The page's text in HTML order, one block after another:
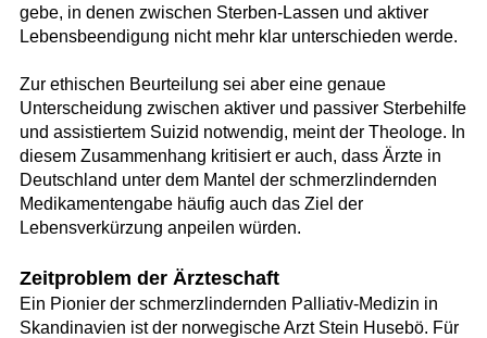
gebe, in denen zwischen Sterben-Lassen und aktiver
Lebensbeendigung nicht mehr klar unterschieden werde.
Zur ethischen Beurteilung sei aber eine genaue
Unterscheidung zwischen aktiver und passiver Sterbehilfe
und assistiertem Suizid notwendig, meint der Theologe. In
diesem Zusammenhang kritisiert er auch, dass Ärzte in
Deutschland unter dem Mantel der schmerzlindernden
Medikamentengabe häufig auch das Ziel der
Lebensverkürzung anpeilen würden.
Zeitproblem der Ärzteschaft
Ein Pionier der schmerzlindernden Palliativ-Medizin in
Skandinavien ist der norwegische Arzt Stein Husebö. Für